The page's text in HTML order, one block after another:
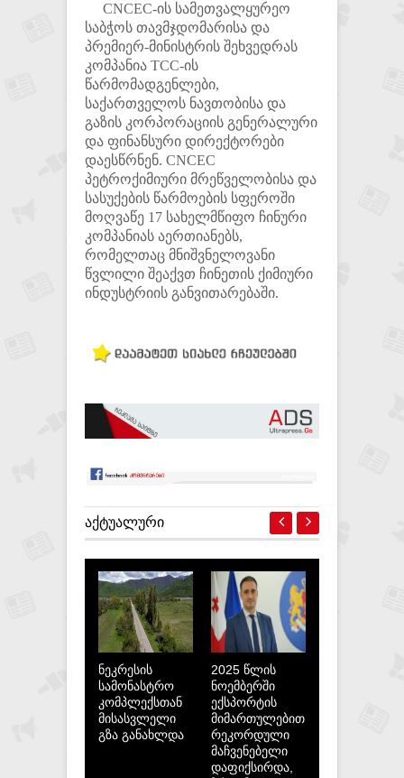
CNCEC-ის სამეთვალყურეო
საბჭოს თავმჯდომარისა და
პრემიერ-მინისტრის შეხვედრას
კომპანია TCC-ის
წარმომადგენლები,
საქართველოს ნავთობისა და
გაზის კორპორაციის გენერალური
და ფინანსური დირექტორები
დაესწრნენ. CNCEC
პეტროქიმიური მრეწველობისა და
სასუქების წარმოების სფეროში
მოღვაწე 17 სახელმწიფო ჩინური
კომპანიას აერთიანებს,
რომელთაც მნიშვნელოვანი
წვლილი შეაქვთ ჩინეთის ქიმიური
ინდუსტრიის განვითარებაში.
ᲐᲥᲢᲣᲐᲚᲣᲠᲘ
ნეკრესის
სამონასტრო
კომპლექსთან
მისასვლელი
გზა განახლდა
2025 წლის
ნოემბერში
ექსპორტის
მიმართულებით
რეკორდული
მაჩვენებელი
დაფიქსირდა,